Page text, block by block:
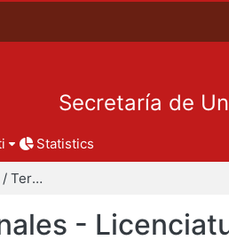
Secretaría de
Statistics
Proyectos Integrales / Terminales - Licenciatura
-